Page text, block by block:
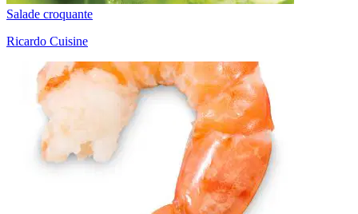
Salade croquante
Ricardo Cuisine